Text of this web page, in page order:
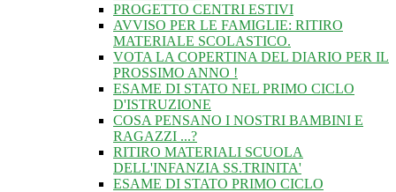
PROGETTO CENTRI ESTIVI
AVVISO PER LE FAMIGLIE: RITIRO
MATERIALE SCOLASTICO.
VOTA LA COPERTINA DEL DIARIO PER IL
PROSSIMO ANNO !
ESAME DI STATO NEL PRIMO CICLO
D'ISTRUZIONE
COSA PENSANO I NOSTRI BAMBINI E
RAGAZZI ...?
RITIRO MATERIALI SCUOLA
DELL'INFANZIA SS.TRINITA'
ESAME DI STATO PRIMO CICLO